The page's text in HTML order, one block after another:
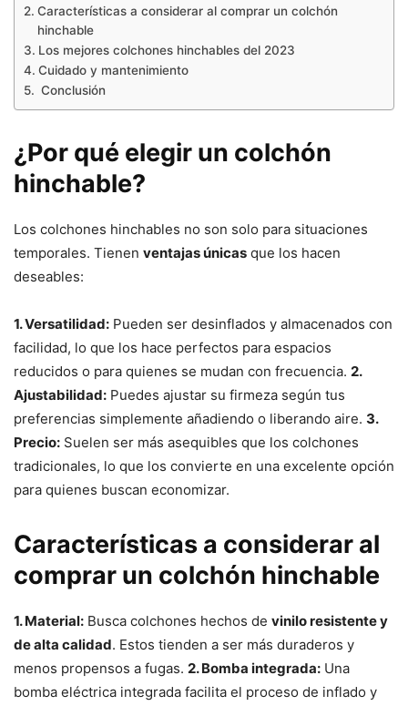
Características a considerar al comprar un colchón
hinchable
Los mejores colchones hinchables del 2023
Cuidado y mantenimiento
Conclusión
¿Por qué elegir un colchón
hinchable?
Los colchones hinchables no son solo para situaciones
temporales. Tienen ventajas únicas que los hacen
deseables:
1. Versatilidad: Pueden ser desinflados y almacenados con
facilidad, lo que los hace perfectos para espacios
reducidos o para quienes se mudan con frecuencia. 2.
Ajustabilidad: Puedes ajustar su firmeza según tus
preferencias simplemente añadiendo o liberando aire. 3.
Precio: Suelen ser más asequibles que los colchones
tradicionales, lo que los convierte en una excelente opción
para quienes buscan economizar.
Características a considerar al
comprar un colchón hinchable
1. Material: Busca colchones hechos de vinilo resistente y
de alta calidad. Estos tienden a ser más duraderos y
menos propensos a fugas. 2. Bomba integrada: Una
bomba eléctrica integrada facilita el proceso de inflado y